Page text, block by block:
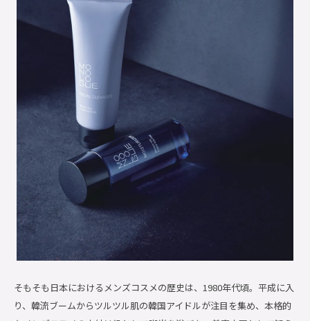
そもそも日本におけるメンズコスメの歴史は、1980年代頃。平成に入
り、韓流ブームからツルツル肌の韓国アイドルが注目を集め、本格的